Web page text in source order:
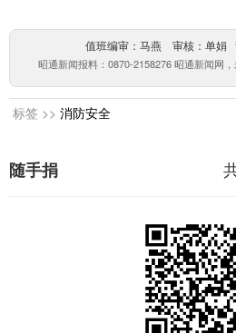
值班编审：马燕 审核：单娟
昭通新闻报料：0870-2158276 昭通新闻网
标签 >> 消防安全
随手捐